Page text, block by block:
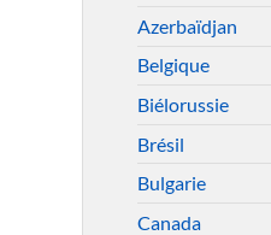
Azerbaïdjan
Belgique
Biélorussie
Brésil
Bulgarie
Canada